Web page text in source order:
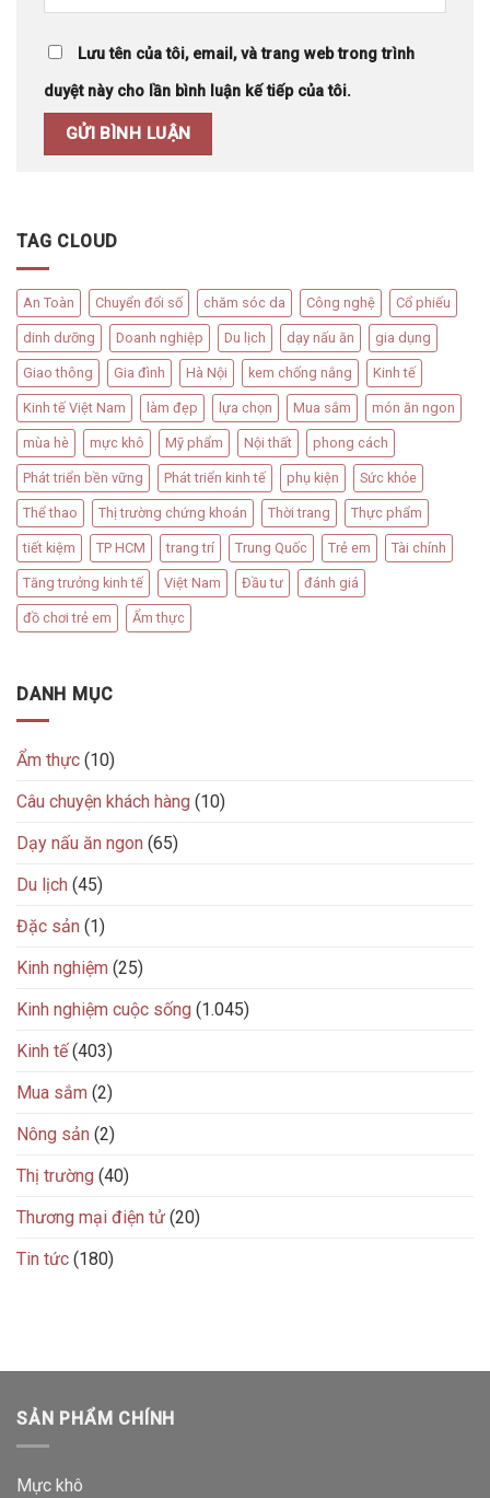
Lưu tên của tôi, email, và trang web trong trình
duyệt này cho lần bình luận kế tiếp của tôi.
TAG CLOUD
An Toàn Chuyển đổi số chăm sóc da Công nghệ Cổ phiếu
dinh dưỡng Doanh nghiệp Du lịch dạy nấu ăn gia dụng
Giao thông Gia đình Hà Nội kem chống nắng Kinh tế
Kinh tế Việt Nam làm đẹp lựa chọn Mua sắm món ăn ngon
mùa hè mực khô Mỹ phẩm Nội thất phong cách
Phát triển bền vững Phát triển kinh tế phụ kiện Sức khỏe
Thể thao Thị trường chứng khoán Thời trang Thực phẩm
tiết kiệm TP HCM trang trí Trung Quốc Trẻ em Tài chính
Tăng trưởng kinh tế Việt Nam Đầu tư đánh giá
đồ chơi trẻ em Ẩm thực
DANH MỤC
Ẩm thực (10)
Câu chuyện khách hàng (10)
Dạy nấu ăn ngon (65)
Du lịch (45)
Đặc sản (1)
Kinh nghiệm (25)
Kinh nghiệm cuộc sống (1.045)
Kinh tế(403)
Mua sắm (2)
Nông sản (2)
Thị trường (40)
Thương mại điện tử (20)
Tin tức (180)
SẢN PHẨM CHÍNH
Mực khô